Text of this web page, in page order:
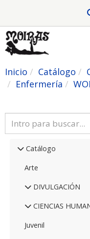
Inicio Catálogo
Enfermería
Catálogo
Arte
DIVULGACIÓN
CIENCIAS
Juvenil